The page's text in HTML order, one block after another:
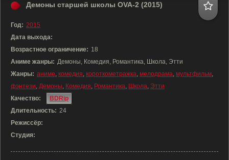
Демоны старшей школы OVA-2 (2015)
Год: 2015
Дата выхода:
Возрастное ограничение: 18
Аниме жанры: Демоны, Комедия, Романтика, Школа, Этти
Жанры: аниме, комедия, короткометражка, мелодрама, мультфильм,
фэнтези, Демоны, Комедия, Романтика, Школа, Этти
Качество:
BDRip
Длительность: 24
Режиссёр:
Студия: